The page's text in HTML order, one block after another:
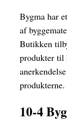
Bygma har
af
Butikken
produkter til
produkterne.
10-4